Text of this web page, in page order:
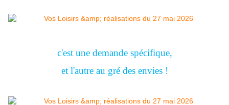
c'est une demande spécifique,
et l'autre au gré des envies !